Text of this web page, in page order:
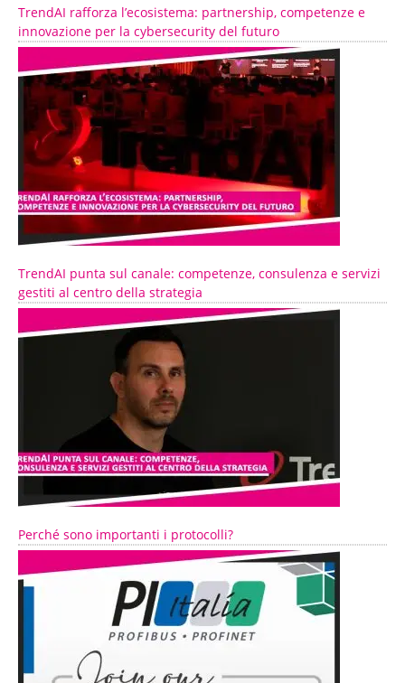
TrendAI rafforza l’ecosistema: partnership, competenze e
innovazione per la cybersecurity del futuro
TrendAI punta sul canale: competenze, consulenza e servizi
gestiti al centro della strategia
Perché sono importanti i protocolli?